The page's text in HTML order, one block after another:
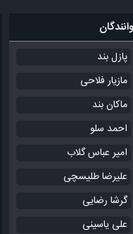
پازل بند
مازیار فلاحی
ماکان بند
احمد سلو
امیر عباس گلاب
علیرضا طلیسچی
گرشا رضایی
علی یاسینی